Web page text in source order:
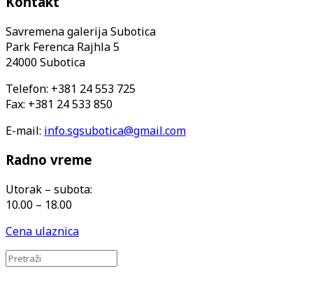
Savremena galerija Subotica
Park Ferenca Rajhla 5
24000 Subotica
Telefon: +381 24 553 725
Fax: +381 24 533 850
E-mail: info.sgsubotica@gmail.com
Radno vreme
Utorak – subota:
10.00 – 18.00
Cena ulaznica